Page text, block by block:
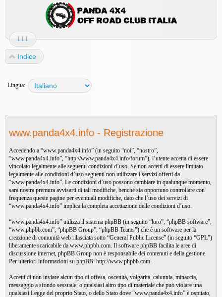
↓↓↓
Indice
Lingua:
www.panda4x4.info - Registrazione
Accedendo a “www.panda4x4.info” (in seguito “noi”, “nostro”,
“www.panda4x4.info”, “http://www.panda4x4.info/forum”), l’utente accetta di essere
vincolato legalmente alle seguenti condizioni d’uso. Se non accetti di essere limitato
legalmente alle condizioni d’uso seguenti non utilizzare i servizi offerti da
“www.panda4x4.info”. Le condizioni d’uso possono cambiare in qualunque momento,
sarà nostra premura avvisarti di tali modifiche, benché sia opportuno controllare con
frequenza queste pagine per eventuali modifiche, dato che l’uso dei servizi di
“www.panda4x4.info” implica la completa accettazione delle condizioni d’uso.
“www.panda4x4.info” utilizza il sistema phpBB (in seguito “loro”, “phpBB software”,
“www.phpbb.com”, “phpBB Group”, “phpBB Teams”) che è un software per la
creazione di comunità web rilasciata sotto “General Public License” (in seguito “GPL”)
liberamente scaricabile da www.phpbb.com. Il software phpBB facilita le aree di
discussione internet, phpBB Group non è responsabile dei contenuti e della gestione.
Per ulteriori informazioni su phpBB: http://www.phpbb.com.
Accetti di non inviare alcun tipo di offesa, oscenità, volgarità, calunnia, minaccia,
messaggio a sfondo sessuale, o qualsiasi altro tipo di materiale che può violare una
qualsiasi Legge del proprio Stato, o dello Stato dove “www.panda4x4.info” è ospitato,